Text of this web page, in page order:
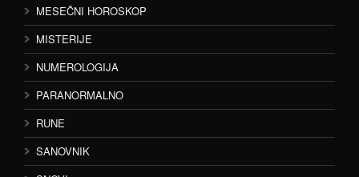
MESEČNI HOROSKOP
MISTERIJE
NUMEROLOGIJA
PARANORMALNO
RUNE
SANOVNIK